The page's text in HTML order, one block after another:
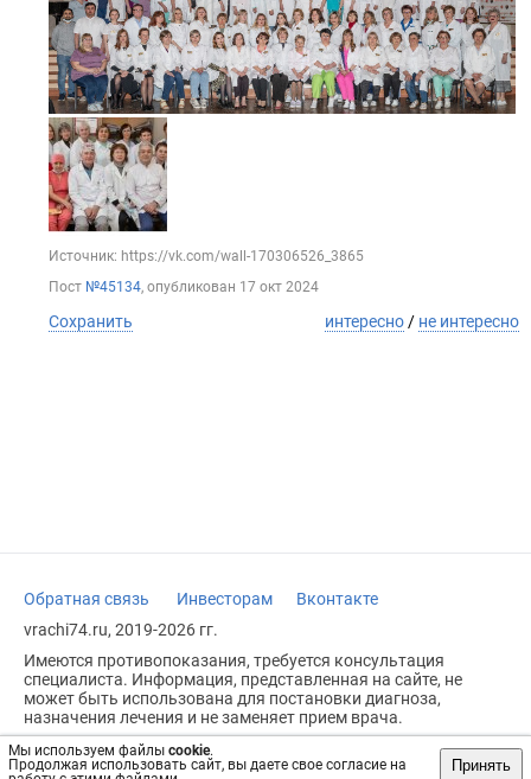
Мы используем файлы cookie.
Продолжая использовать сайт, вы даете свое согласие на
Принять
Источник: https://vk.com/wall-170306526_3865
Пост №45134, опубликован 17 окт 2024
Сохранить интересно / не интересно
Обратная связь Инвесторам
Вконтакте
vrachi74.ru, 2019-2026 гг.
Имеются противопоказания, требуется консультация
специалиста. Информация, представленная на сайте, не
может быть использована для постановки диагноза,
назначения лечения и не заменяет прием врача.
Возрастное ограничение: 18+